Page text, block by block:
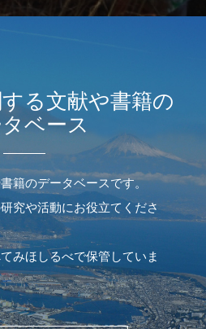
る文献や書籍の
ベース
籍のデータベースです。
究や活動にお役立てくださ
みほしるべで保管していま